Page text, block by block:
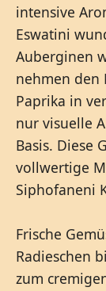
intensive
Eswatini
Auberginen
nehmen den
Paprika in
nur visuelle
Basis. Diese
vollwertige
Siphofaneni
Frische
Radieschen
zum